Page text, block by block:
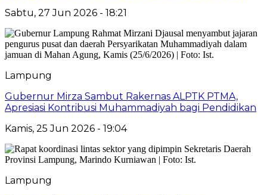
Sabtu, 27 Jun 2026 - 18:21
Lampung
Gubernur Mirza Sambut Rakernas ALPTK PTMA,
Apresiasi Kontribusi Muhammadiyah bagi Pendidikan
Kamis, 25 Jun 2026 - 19:04
Lampung